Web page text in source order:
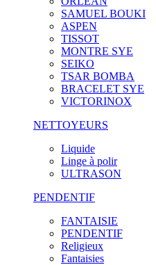
SAMUEL BOUKI
ASPEN
TISSOT
MONTRE SYE
SEIKO
TSAR BOMBA
BRACELET SYE
VICTORINOX
NETTOYEURS
Liquide
Linge à polir
ULTRASON
PENDENTIF
FANTAISIE
PENDENTIF
Religieux
Fantaisies